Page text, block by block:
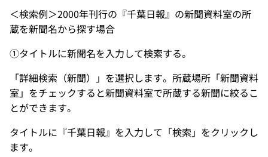
＜検索例＞2000年刊行の『千葉日報』の新聞資料室の所
蔵を新聞名から探す場合
①タイトルに新聞名を入力して検索する。
「詳細検索（新聞）」を選択します。所蔵場所「新聞資料
室」をチェックすると新聞資料室で所蔵する新聞に絞るこ
とができます。
タイトルに『千葉日報』を入力して「検索」をクリックし
ます。